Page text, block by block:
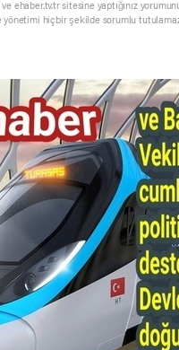
ehaber.tv.tr sitesine yaptığınız
yönetimi hiçbir şekilde sorumlu